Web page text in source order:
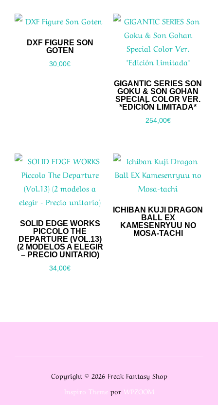
DXF FIGURE SON
GOTEN
30,00€
GIGANTIC SERIES SON
GOKU & SON GOHAN
SPECIAL COLOR VER.
*EDICIÓN LIMITADA*
254,00€
SOLID EDGE WORKS
PICCOLO THE
DEPARTURE (VOL.13)
(2 MODELOS A ELEGIR
– PRECIO UNITARIO)
34,00€
ICHIBAN KUJI DRAGON
BALL EX
KAMESENRYUU NO
MOSA-TACHI
Copyright © 2026 Freak Fantasy Shop
Inspiro Themepor WPZOOM